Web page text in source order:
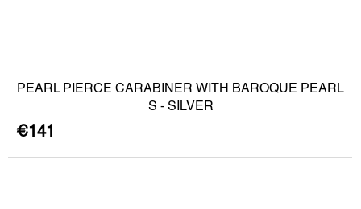
PEARL PIERCE CARABINER WITH BAROQUE PEARL
S - SILVER
€141